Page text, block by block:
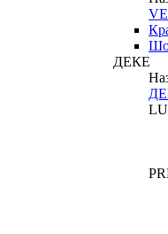
ДЕКЕ